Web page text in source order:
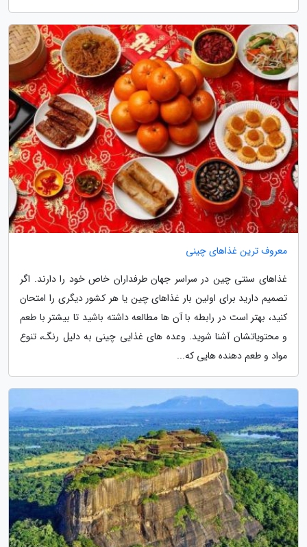
معروف ترین غذاهای چینی
غذاهای سنتی چین در سراسر جهان طرفداران خاص خود را دارند. اگر
تصمیم دارید برای اولین بار غذاهای چین یا هر کشور دیگری را امتحان
کنید، بهتر است در رابطه با آن ها مطالعه داشته باشید تا بیشتر با طعم
و محتویاتشان آشنا شوید. وعده های غذایی چینی به دلیل رنگ، تنوع
مواد و طعم دهنده هایی که...